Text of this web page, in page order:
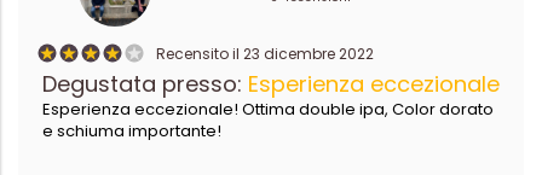
Recensito il 23 dicembre 2022
Degustata presso: Esperienza eccezionale
Esperienza eccezionale! Ottima double ipa, Color dorato
e schiuma importante!